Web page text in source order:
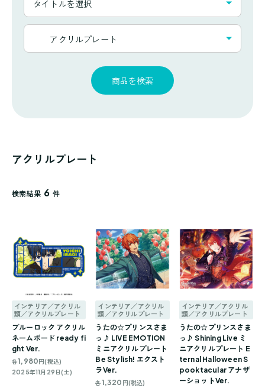
ド
か
ト
一
タイトルを選択
カ
アクリルプレート
商品を検索
アクリルプレート
検索結果 6 件
インテリア／アクリル
類／アクリルプレート
ブルーロック アクリル
ネームボード ready fi
ght Ver.
各1,980円(税込)
2025年11月29日(土)
インテリア／アクリル
類／アクリルプレート
うたの☆プリンスさま
っ♪ LIVE EMOTION
ミニアクリルプレート
Be Stylish! エクスト
ラVer.
各1,320 円(税込)
インテリア／アクリル
類／アクリルプレート
うたの☆プリンスさま
っ♪ Shining Live ミ
ニアクリルプレート E
ternal Halloween S
pooktacular アナザ
ーショットVer.